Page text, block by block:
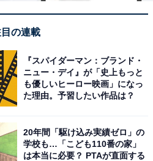
切丁寧で心地よく過ごすこ
の連載
『スパイダーマン：ブランド・
ニュー・デイ』が「史上もっと
も優しいヒーロー映画」になっ
た理由。予習したい作品は？
20年間「駆け込み実績ゼロ」の
学校も…「こども110番の家」
は本当に必要？ PTAが直面する